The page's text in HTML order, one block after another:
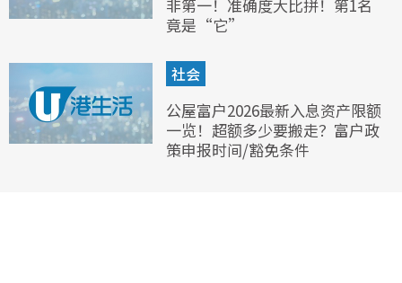
非第一！准确度大比拼！第1名
竟是“它”
社会
公屋富户2026最新入息资产限额
一览！超额多少要搬走？富户政
策申报时间/豁免条件